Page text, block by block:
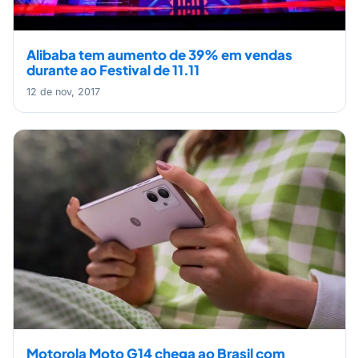
Alibaba tem aumento de 39% em vendas
durante ao Festival de 11.11
12 de nov, 2017
Motorola Moto G14 chega ao Brasil com